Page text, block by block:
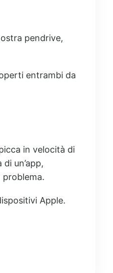
pendrive,
entrambi da
in velocità di
un’app,
problema.
Apple.